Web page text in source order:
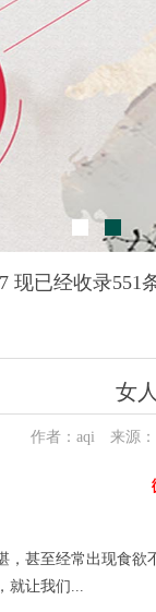
现已经收录551
女
作者：aqi 来源
甚至经常出现食
就让我们...